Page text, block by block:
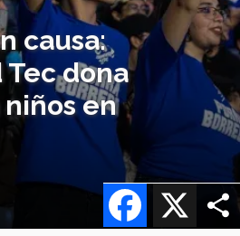
causa:
dona
en
X
Facebook